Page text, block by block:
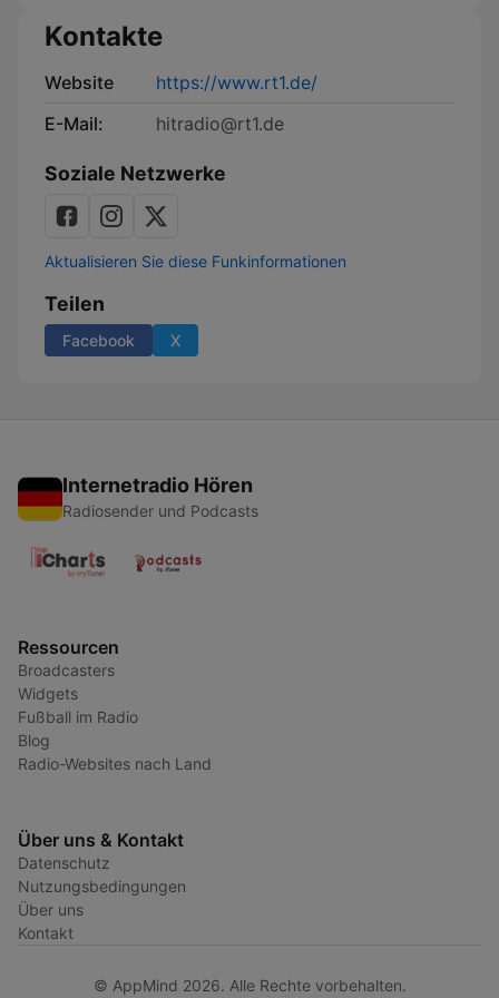
Kontakte
Website
https://www.rt1.de/
E-Mail:
hitradio@rt1.de
Soziale Netzwerke
Aktualisieren Sie diese Funkinformationen
Teilen
Facebook X
Internetradio Hören
Radiosender und Podcasts
Ressourcen
Broadcasters
Widgets
Fußball im Radio
Blog
Radio-Websites nach Land
Über uns & Kontakt
Datenschutz
Nutzungsbedingungen
Über uns
Kontakt
© AppMind 2026. Alle Rechte vorbehalten.